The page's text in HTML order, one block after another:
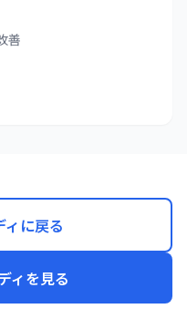
善
に戻る
ィを見る